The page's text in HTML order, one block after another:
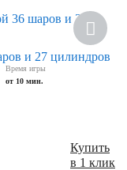
и 27 цилиндров
Время игры
от 10 мин.
Купить
в 1 клик